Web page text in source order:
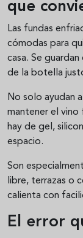
que
Las fundas
cómodas para
casa. Se
de la botella
No solo ayudan
mantener el vino
hay de gel,
espacio.
Son
libre, terrazas o
calienta con
El error